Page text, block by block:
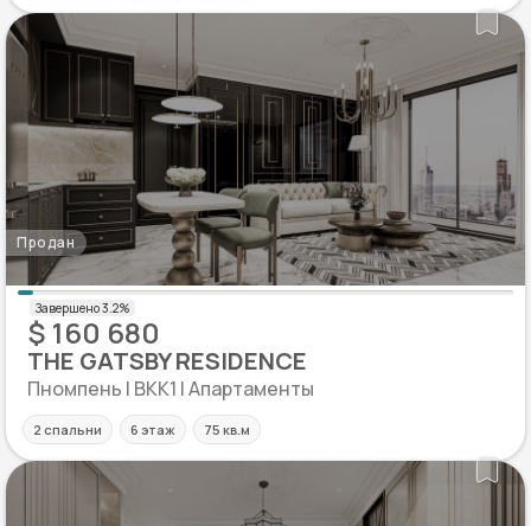
Продан
$ 160 680
THE GATSBY RESIDENCE
Пномпень | BKK1 | Апартаменты
2 спальни 6 этаж 75 кв.м